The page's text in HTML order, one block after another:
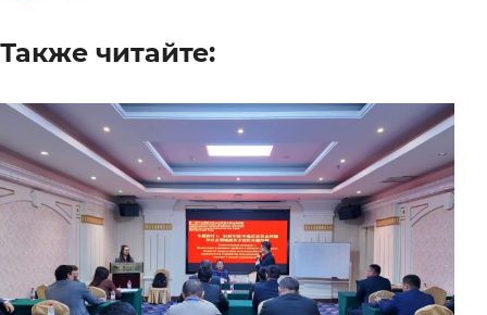
Также читайте: